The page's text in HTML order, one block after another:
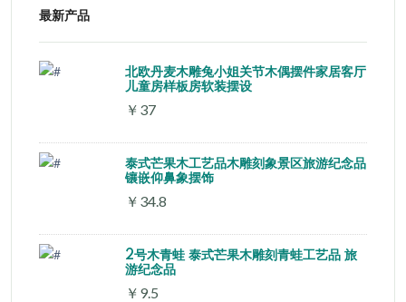
最新产品
北欧丹麦木雕兔小姐关节木偶摆件家居客厅
儿童房样板房软装摆设
￥37
泰式芒果木工艺品木雕刻象景区旅游纪念品
镶嵌仰鼻象摆饰
￥34.8
2号木青蛙 泰式芒果木雕刻青蛙工艺品 旅
游纪念品
￥9.5